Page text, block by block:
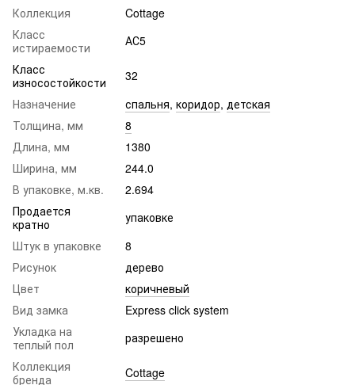
Коллекция
Cottage
Класс
истираемости
АС5
Класс
износостойкости
32
Назначение
спальня, коридор, детская
Толщина, мм
8
Длина, мм
1380
Ширина, мм
244.0
В упаковке, м.кв.
2.694
Продается
кратно
упаковке
Штук в упаковке
8
Рисунок
дерево
Цвет
коричневый
Вид замка
Express click system
Укладка на
теплый пол
разрешено
Коллекция
бренда
Cottage